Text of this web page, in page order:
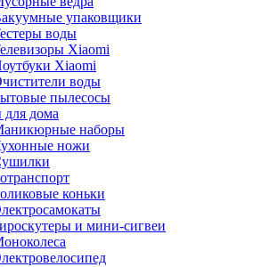
упаковщики
воды
Xiaomi
Xiaomi
воды
пылесосы
для дома
наборы
ножи
коньки
и мини-сигвеи